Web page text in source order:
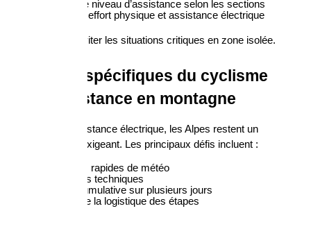
adapter le niveau d’assistance selon les sections
équilibrer effort physique et assistance électrique
Cela permet d’éviter les situations critiques en zone isolée.
Les défis spécifiques du cyclisme
longue distance en montagne
Même avec assistance électrique, les Alpes restent un
environnement exigeant. Les principaux défis incluent :
variations rapides de météo
descentes techniques
fatigue cumulative sur plusieurs jours
gestion de la logistique des étapes